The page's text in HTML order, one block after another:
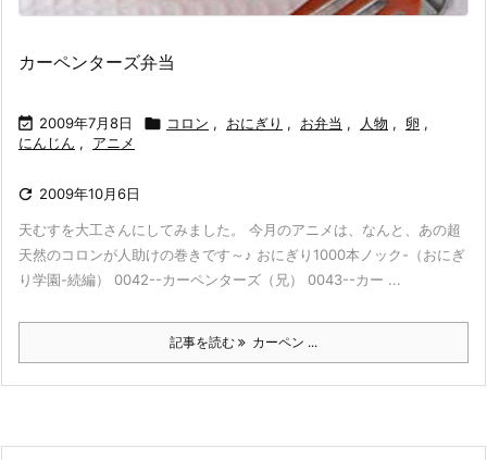
カーペンターズ弁当
 2009年7月8日  コロン , おにぎり , お弁当 , 人物 , 卵 ,
にんじん , アニメ
 2009年10月6日
天むすを大工さんにしてみました。 今月のアニメは、なんと、あの超
天然のコロンが人助けの巻きです～♪ おにぎり1000本ノック-（おにぎ
り学園-続編） 0042--カーペンターズ（兄） 0043--カー ...
記事を読む カーペン ...